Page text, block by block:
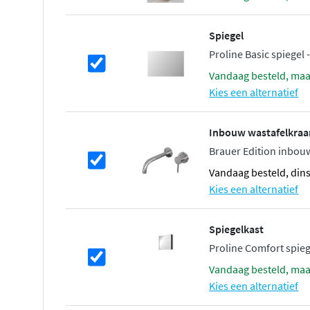
Spiegel
Proline Basic spiegel
vandaag besteld,
Kies een alternatief
Inbouw
Brauer Edition
vandaag besteld,
Kies een alternatief
Spiegelkast
Proline Comfort
vandaag besteld,
Kies een alternatief